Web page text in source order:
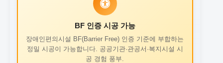
BF 인증 시공 가능
장애인편의시설 BF(Barrier Free) 인증 기준에 부합하는
정밀 시공이 가능합니다. 공공기관·관공서·복지시설 시
공 경험 풍부.